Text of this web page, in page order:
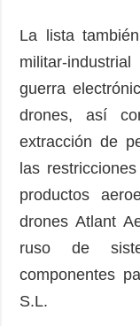
La lista
militar-
guerra
drones, así
extracción de
las
productos
drones Atlant
ruso de
componentes
S.L.